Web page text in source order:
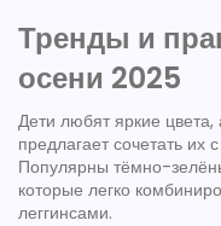
Тренды и
осени 2025
Дети любят яркие
предлагает сочетать их
Популярны тёмно-
которые легко
леггинсами.